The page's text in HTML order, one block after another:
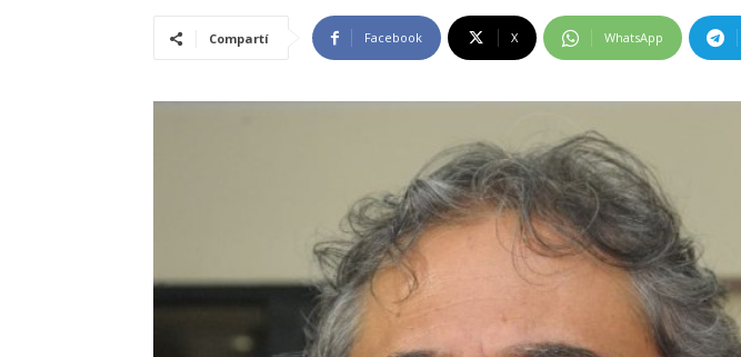
Compartí Facebook X WhatsApp